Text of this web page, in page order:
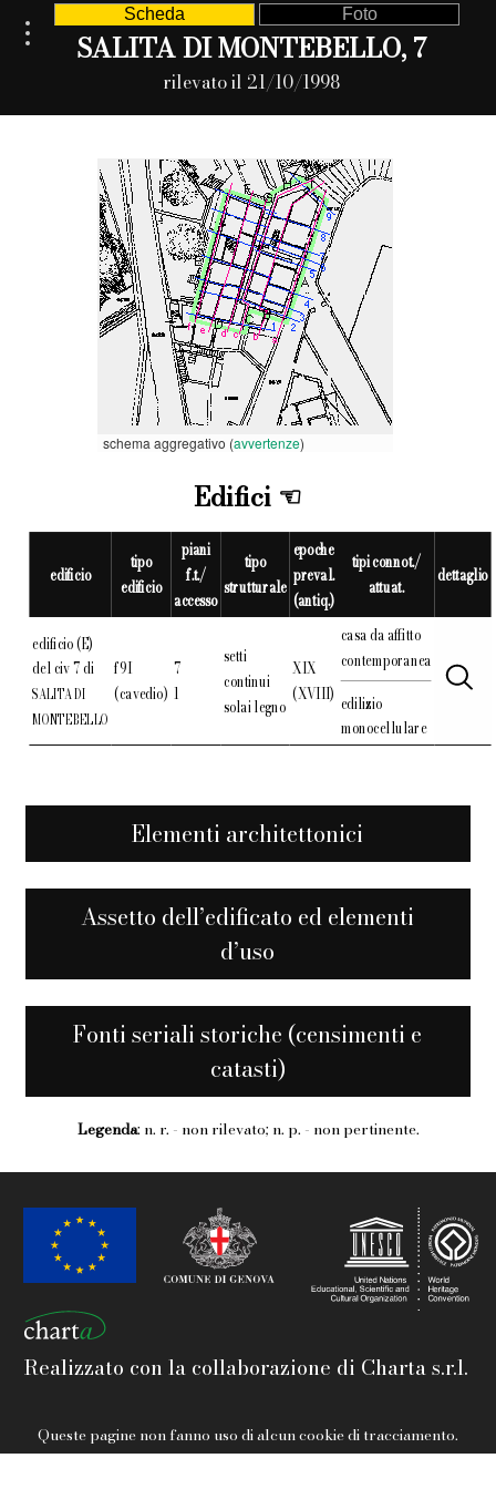
Scheda Foto
SALITA DI MONTEBELLO, 7
rilevato il 21/10/1998
schema aggregativo (avvertenze)
Edifici
edificio tipo
edificio
piani
f.t./
accesso
tipo
strutturale
epoche
preval.
(antiq.)
tipi connot./
attuat.
dettaglio
edificio (E)
del civ 7 di
SALITA DI
MONTEBELLO
f9I
(cavedio)
7
1
setti
continui
solai legno
XIX
(XVIII)
casa da affitto
contemporanea
edilizio
monocellulare
Elementi architettonici
Assetto dell’edificato ed elementi
d’uso
Fonti seriali storiche (censimenti e
catasti)
Legenda: n. r. - non rilevato; n. p. - non pertinente.
Realizzato con la collaborazione di Charta s.r.l.
Queste pagine non fanno uso di alcun cookie di tracciamento.